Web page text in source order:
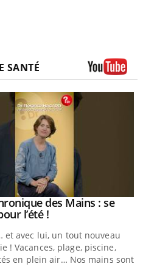
SANTÉ
des Mains : se
l’été !Youtube
et avec lui, un tout nouveau
! Vacances, plage, piscine,
en plein air… Nos mains sont